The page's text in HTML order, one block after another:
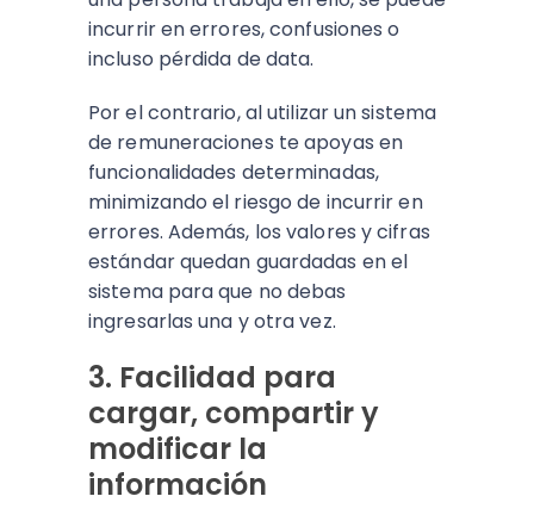
incurrir en errores, confusiones o
incluso pérdida de data.
Por el contrario, al utilizar un sistema
de remuneraciones te apoyas en
funcionalidades determinadas,
minimizando el riesgo de incurrir en
errores. Además, los valores y cifras
estándar quedan guardadas en el
sistema para que no debas
ingresarlas una y otra vez.
3. Facilidad para
cargar, compartir y
modificar la
información